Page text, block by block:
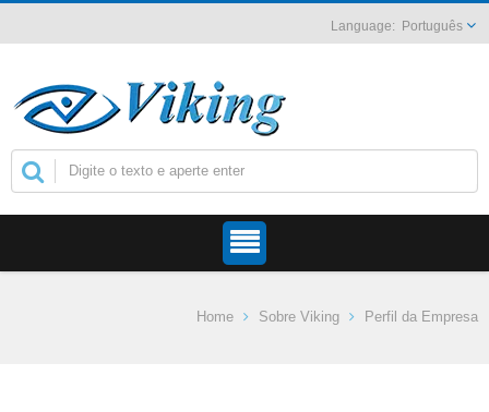
Português
Home Sobre Viking Perfil da Empresa